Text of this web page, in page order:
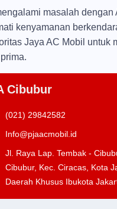
masalah dengan
kenyamanan
Jaya AC Mobil untuk
Cibubur
(021) 29842582
Info@pjaacmobil.id
Jl. Raya Lap. Tembak -
Cibubur, Kec. Ciracas, Kota
Daerah Khusus Ibukota